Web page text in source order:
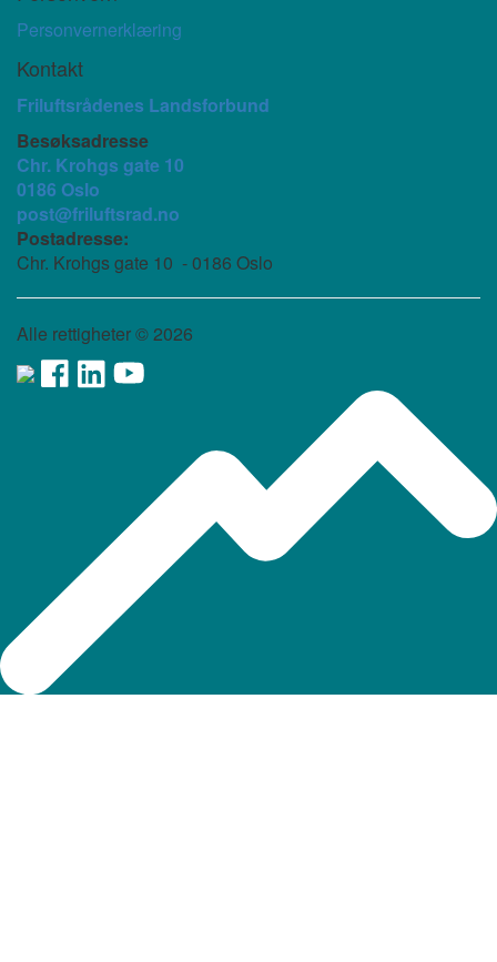
Personvernerklæring
Kontakt
Friluftsrådenes Landsforbund
Besøksadresse
Chr. Krohgs gate 10
0186 Oslo
post@friluftsrad.no
Postadresse:
Chr. Krohgs gate 10 - 0186 Oslo
Alle rettigheter ©2026